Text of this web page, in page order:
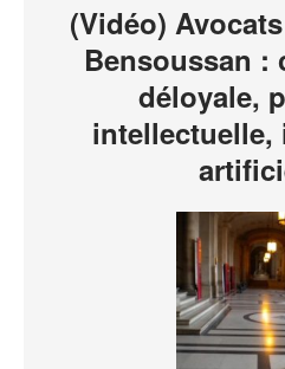
(Vidéo)
Bensoussan :
déloyale,
intellectuelle,